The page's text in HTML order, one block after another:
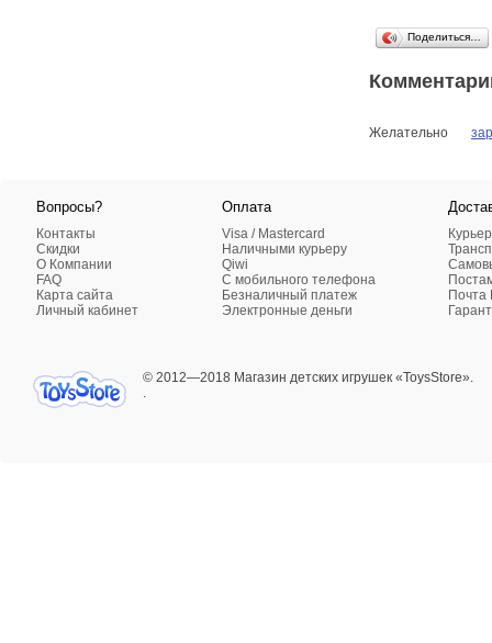
Поделиться…
Желательно
Вопросы?
Контакты
Скидки
О Компании
FAQ
Карта сайта
Личный кабинет
Оплата
Visa / Mastercard
Наличными курьеру
Qiwi
C мобильного телефона
Безналичный платеж
Электронные деньги
Почта
© 2012—2018 Магазин детских игрушек «ToysStore».
.